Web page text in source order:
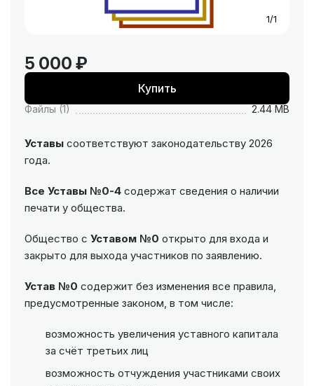
1/1
5 000 ₽
Купить
Файлы (1) 2.44 MB
Уставы соответствуют законодательству 2026
года.
Все Уставы №0-4 содержат сведения о наличии
печати у общества.
Общество с Уставом №0 открыто для входа и
закрыто для выхода участников по заявлению.
Устав №0 содержит без изменения все правила,
предусмотренные законом, в том числе:
возможность увеличения уставного капитала
за счёт третьих лиц
возможность отчуждения участниками своих